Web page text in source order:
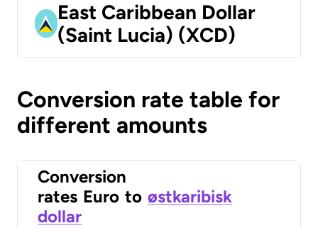
East Caribbean Dollar
(Saint Lucia) (XCD)
Conversion rate table for
different amounts
Conversion
rates Euro to østkaribisk
dollar